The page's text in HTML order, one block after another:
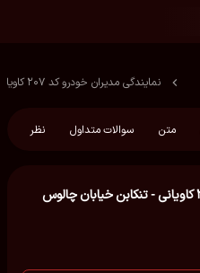
نمایندگی مدیران خودرو کد ۲۰۷ کاویانی - تنكابن خیابان چالوس
متن سوالات متداول نظر